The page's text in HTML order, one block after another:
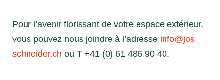
Pour l’avenir florissant de votre espace extérieur,
vous pouvez nous joindre à l’adresse info@jos-
schneider.ch ou T +41 (0) 61 486 90 40.